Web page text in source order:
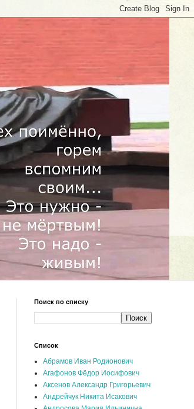
Поиск по списку
Список
Абрамов Иван Родионович
Агафонов Фёдор Иосифович
Аксенов Александр Григорьевич
Андрейчук Никита Исакович